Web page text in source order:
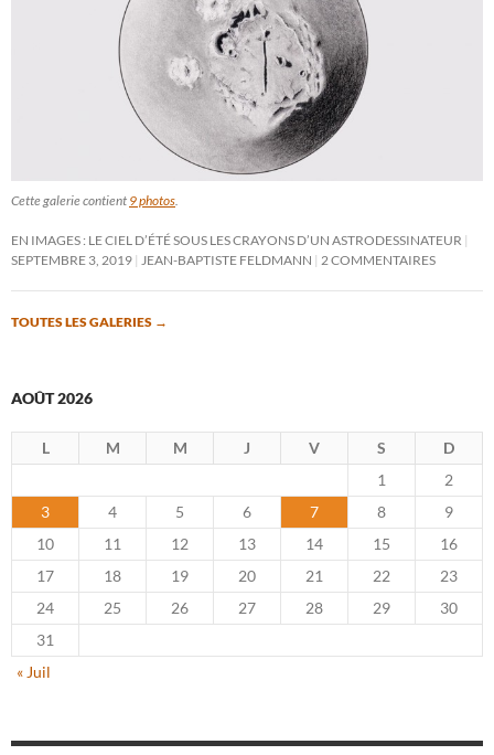
Cette galerie contient 9 photos
EN IMAGES : LE CIEL D’ÉTÉ SOUS LES CRAYONS D’UN ASTRODESSINATEUR
SEPTEMBRE 3, 2019
JEAN-BAPTISTE FELDMANN 2 COMMENTAIRES
TOUTES LES GALERIES →
AOÛT 2026
L M M J V S
D
1
2
3
4 5 6 7 8
9
10
11 12 13 14 15
16
17
18 19 20 21 22
23
24
25 26 27 28 29
30
31
« Juil